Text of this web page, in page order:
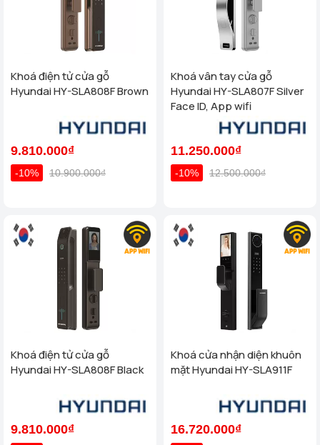
tại Homego. Liên hẹ hotline : 082.3737.333để được
tư vấn miễn phí
: Bảo hành 3 năm tại hệ thống hơn 50 Showroom
Homego - Bếp Vũ Sơn trên toàn quốc
Khoá điện tử cửa gỗ
Hyundai HY-SLA808F Brown
9.810.000₫
-10% 10.900.000₫
Khoá vân tay cửa gỗ
Hyundai HY-SLA807F Silver
Face ID, App wifi
11.250.000₫
-10% 12.500.000₫
Khoá điện tử cửa gỗ
Hyundai HY-SLA808F Black
9.810.000₫
Khoá cửa nhận diện khuôn
mặt Hyundai HY-SLA911F
16.720.000₫